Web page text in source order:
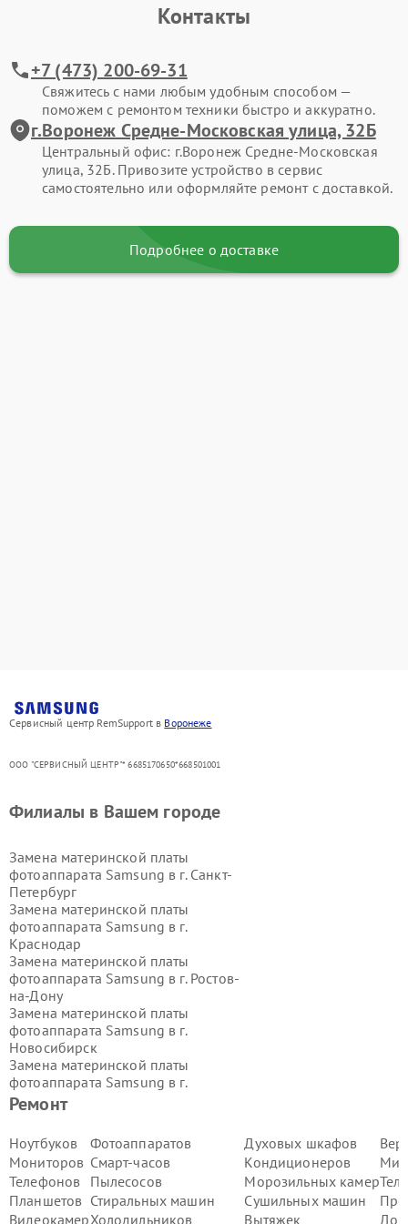
Контакты
+7 (473) 200-69-31
Свяжитесь с нами любым удобным способом —
поможем с ремонтом техники быстро и аккуратно.
г.Воронеж Средне-Московская улица, 32Б
Центральный офис: г.Воронеж Средне-Московская
улица, 32Б. Привозите устройство в сервис
самостоятельно или оформляйте ремонт с доставкой.
Подробнее о доставке
Сервисный центр RemSupport в Воронеже
ООО "СЕРВИСНЫЙ ЦЕНТР"* 6685170650*668501001
Ремонт
Ноутбуков
Мониторов
Телефонов
Планшетов
Видеокамер
Фотоаппаратов
Смарт-часов
Пылесосов
Стиральных машин
Холодильников
Духовых шкафов
Кондиционеров
Морозильных камер
Сушильных машин
Вытяжек
Филиалы в Вашем городе
Замена материнской платы
фотоаппарата Samsung в г. Санкт-
Петербург
Замена материнской платы
фотоаппарата Samsung в г.
Краснодар
Замена материнской платы
фотоаппарата Samsung в г. Ростов-
на-Дону
Замена материнской платы
фотоаппарата Samsung в г.
Новосибирск
Замена материнской платы
фотоаппарата Samsung в г.
Екатеринбург
Замена материнской платы
фотоаппарата Samsung в г.
Замена материнской платы
фотоаппарата Samsung в г.
Воронеж
Замена материнской платы
фотоаппарата Samsung в г.
Волгоград